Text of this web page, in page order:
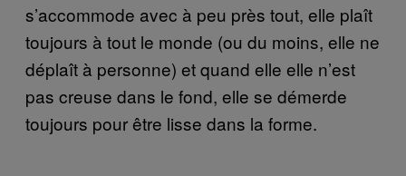
s’accommode avec à peu près tout, elle plaît
toujours à tout le monde (ou du moins, elle ne
déplaît à personne) et quand elle elle n’est
pas creuse dans le fond, elle se démerde
toujours pour être lisse dans la forme.